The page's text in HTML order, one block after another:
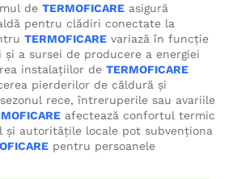
de TERMOFICARE asigură
pentru clădiri conectate la
TERMOFICARE variază în funcție
a sursei de producere a energiei
instalațiilor de TERMOFICARE
pierderilor de căldură și
rece, întreruperile sau avariile
afectează confortul termic
și autoritățile locale pot subvenționa
pentru persoanele